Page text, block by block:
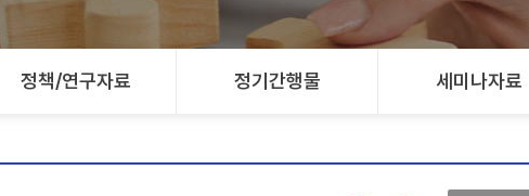
정책/연구자료 정기간행물 세미나자료